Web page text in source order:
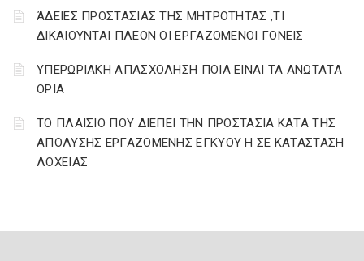
ΆΔΕΙΕΣ ΠΡΟΣΤΑΣΙΑΣ ΤΗΣ ΜΗΤΡΟΤΗΤΑΣ ,ΤΙ
ΔΙΚΑΙΟΥΝΤΑΙ ΠΛΕΟΝ ΟΙ ΕΡΓΑΖΟΜΕΝΟΙ ΓΟΝΕΙΣ
ΥΠΕΡΩΡΙΑΚΗ ΑΠΑΣΧΟΛΗΣΗ ΠΟΙΑ ΕΙΝΑΙ ΤΑ ΑΝΩΤΑΤΑ
ΟΡΙΑ
ΤΟ ΠΛΑΙΣΙΟ ΠΟΥ ΔΙΕΠΕΙ ΤΗΝ ΠΡΟΣΤΑΣΙΑ ΚΑΤΑ ΤΗΣ
ΑΠΟΛΥΣΗΣ ΕΡΓΑΖΟΜΕΝΗΣ ΕΓΚΥΟΥ Η ΣΕ ΚΑΤΑΣΤΑΣΗ
ΛΟΧΕΙΑΣ